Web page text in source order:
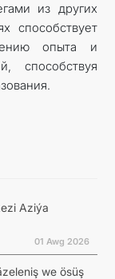
из других
способствует
опыта и
способствуя
Aziýa
01 Awg 2026
we ösüş